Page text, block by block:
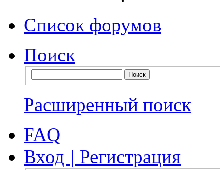
Список форумов
Поиск
Расширенный поиск
FAQ
Вход | Регистрация